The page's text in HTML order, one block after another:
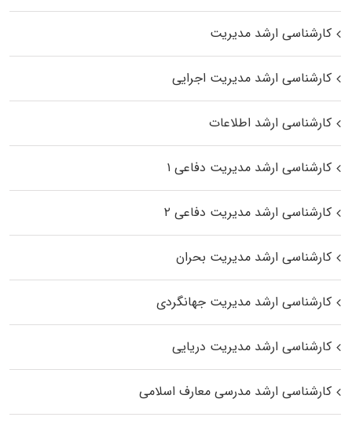
کارشناسی ارشد مدیریت
کارشناسی ارشد مدیریت اجرایی
کارشناسی ارشد اطلاعات
کارشناسی ارشد مدیریت دفاعی ۱
کارشناسی ارشد مدیریت دفاعی ۲
کارشناسی ارشد مدیریت بحران
کارشناسی ارشد مدیریت جهانگردی
کارشناسی ارشد مدیریت دریایی
کارشناسی ارشد مدرسی معارف اسلامی